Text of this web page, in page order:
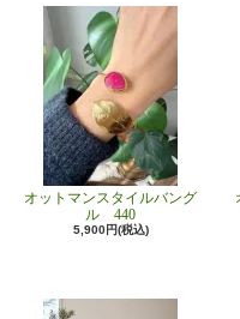
オットマンスタイルバング
ル 440
5,900円(税込)